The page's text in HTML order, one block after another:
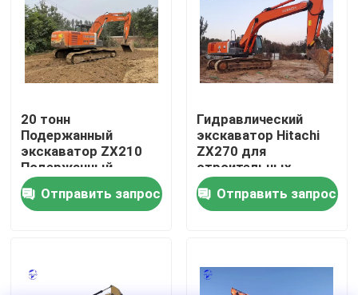
контроль качества
контактные данные
Отправить запрос
Двигатель Deutz
Cummins Engine
20 тонн
Подержанный
экскаватор ZX210
Подержанный
экскаватор Hitachi
Гидравлический
привод
Отправить запрос
Гидравлический
экскаватор Hitachi
ZX270 для
строительных
проектов
Отправить запрос